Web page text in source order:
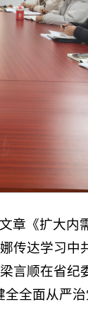
章《扩大内
传达学习中
言顺在省纪
全面从严